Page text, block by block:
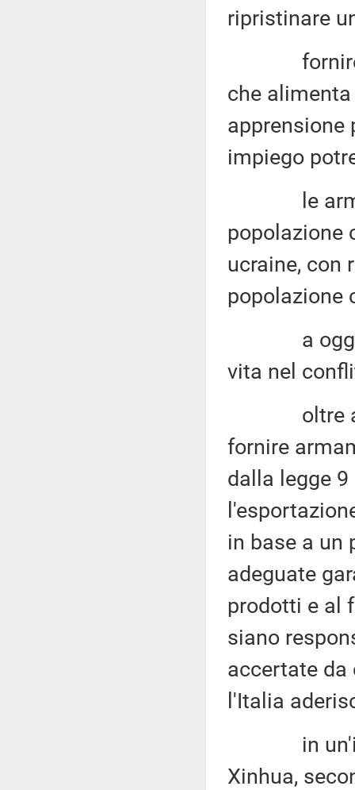
ripristinare
fornire
che
apprensione
impiego
le armi
popolazione
ucraine, con
popolazione
a oggi,
vita nel
oltre al
fornire
dalla legge
in base a un
adeguate
prodotti e al
siano
accertate da
l'Italia
in
Xinhua,